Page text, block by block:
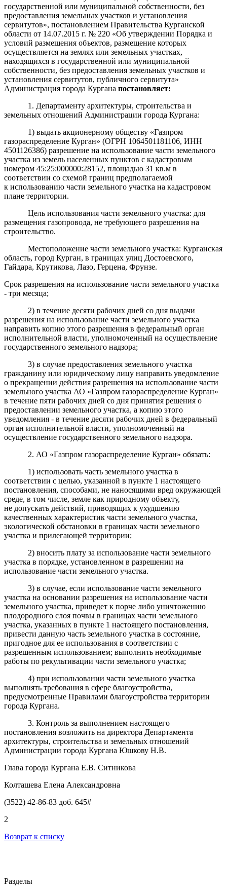
государственной или муниципальной собственности, без
предоставления земельных участков и установления
сервитутов», постановлением Правительства Курганской
области от 14.07.2015 г. № 220 «Об утверждении Порядка и
условий размещения объектов, размещение которых
осуществляется на землях или земельных участках,
находящихся в государственной или муниципальной
собственности, без предоставления земельных участков и
установления сервитутов, публичного сервитута»
Администрация города Кургана постановляет:
1. Департаменту архитектуры, строительства и
земельных отношений Администрации города Кургана:
1) выдать акционерному обществу «Газпром
газораспределение Курган» (ОГРН 1064501181106, ИНН
4501126386) разрешение на использование части земельного
участка из земель населенных пунктов с кадастровым
номером 45:25:000000:28152, площадью 31 кв.м в
соответствии со схемой границ предполагаемой
к использованию части земельного участка на кадастровом
плане территории.
Цель использования части земельного участка: для
размещения газопровода, не требующего разрешения на
строительство.
Местоположение части земельного участка: Курганская
область, город Курган, в границах улиц Достоевского,
Гайдара, Крутикова, Лазо, Герцена, Фрунзе.
Срок разрешения на использование части земельного участка
- три месяца;
2) в течение десяти рабочих дней со дня выдачи
разрешения на использование части земельного участка
направить копию этого разрешения в федеральный орган
исполнительной власти, уполномоченный на осуществление
государственного земельного надзора;
3) в случае предоставления земельного участка
гражданину или юридическому лицу направить уведомление
о прекращении действия разрешения на использование части
земельного участка АО «Газпром газораспределение Курган»
в течение пяти рабочих дней со дня принятия решения о
предоставлении земельного участка, а копию этого
уведомления - в течение десяти рабочих дней в федеральный
орган исполнительной власти, уполномоченный на
осуществление государственного земельного надзора.
2. АО «Газпром газораспределение Курган» обязать:
1) использовать часть земельного участка в
соответствии с целью, указанной в пункте 1 настоящего
постановления, способами, не наносящими вред окружающей
среде, в том числе, земле как природному объекту,
не допускать действий, приводящих к ухудшению
качественных характеристик части земельного участка,
экологической обстановки в границах части земельного
участка и прилегающей территории;
2) вносить плату за использование части земельного
участка в порядке, установленном в разрешении на
использование части земельного участка.
3) в случае, если использование части земельного
участка на основании разрешения на использование части
земельного участка, приведет к порче либо уничтожению
плодородного слоя почвы в границах части земельного
участка, указанных в пункте 1 настоящего постановления,
привести данную часть земельного участка в состояние,
пригодное для ее использования в соответствии с
разрешенным использованием; выполнить необходимые
работы по рекультивации части земельного участка;
4) при использовании части земельного участка
выполнять требования в сфере благоустройства,
предусмотренные Правилами благоустройства территории
города Кургана.
3. Контроль за выполнением настоящего
постановления возложить на директора Департамента
архитектуры, строительства и земельных отношений
Администрации города Кургана Юшкову Н.В.
Глава города Кургана Е.В. Ситникова
Колташева Елена Александровна
(3522) 42-86-83 доб. 645#
2
Возврат к списку
Разделы